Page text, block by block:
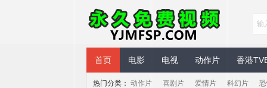
永久免费视频
首页 电影 电视 动作片 香港
热门分类： 动作片 喜剧片 爱情片 科幻片